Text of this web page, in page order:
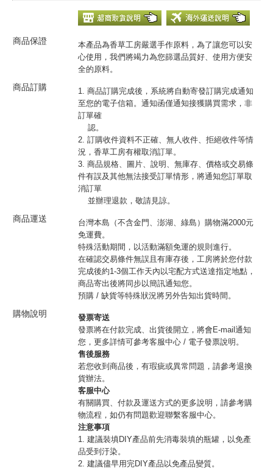
商品保證
本產品為香草工房嚴選手作原料，為了讓您可以安
心使用，我們將竭力為您篩選品質好、使用方便安
全的原料。
商品訂購
1. 商品訂購完成後，系統將自動寄發訂購完成通知
至您的電子信箱。通知函僅通知接獲購買需求，非
訂單確
認。
2. 訂購收件資料不正確、無人收件、拒絕收件等情
況，香草工房有權取消訂單。
3. 商品規格、圖片、說明、無庫存、價格或交易條
件有誤及其他無法接受訂單情形，將通知您訂單取
消訂單
並辦理退款，敬請見諒。
商品運送
台灣本島（不含金門、澎湖、綠島）購物滿2000元
免運費。
特殊活動期間，以活動滿額免運的規則進行。
在確認交易條件無誤且有庫存後，工房將於您付款
完成後約1-3個工作天內以宅配方式送達指定地點，
商品寄出後將同步以簡訊通知您。
預購 / 缺貨等特殊狀況將另外告知出貨時間。
購物說明
發票寄送
發票將在付款完成、出貨後開立，將會E-mail通知
您，更多詳情可參考客服中心 / 電子發票說明。
售後服務
若您收到商品後，有瑕疵或異常問題，請參考退換
貨辦法。
客服中心
有關購買、付款及運送方式的更多說明，請參考購
物流程，如仍有問題歡迎聯繫客服中心。
注意事項
1. 建議裝填DIY產品前先消毒裝填的瓶罐，以免產
品受到汙染。
2. 建議儘早用完DIY產品以免產品變質。